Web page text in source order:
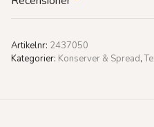
Artikelnr: 2437050
Kategorier: Konserver & Spread,